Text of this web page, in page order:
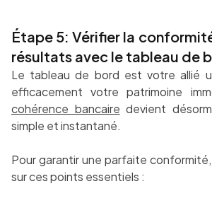
Étape 5: Vérifier la
résultats avec le tableau de
Le tableau de bord est votre allié
efficacement votre patrimoine
cohérence bancaire devient
simple et instantané.
Pour garantir une parfaite
sur ces points essentiels :